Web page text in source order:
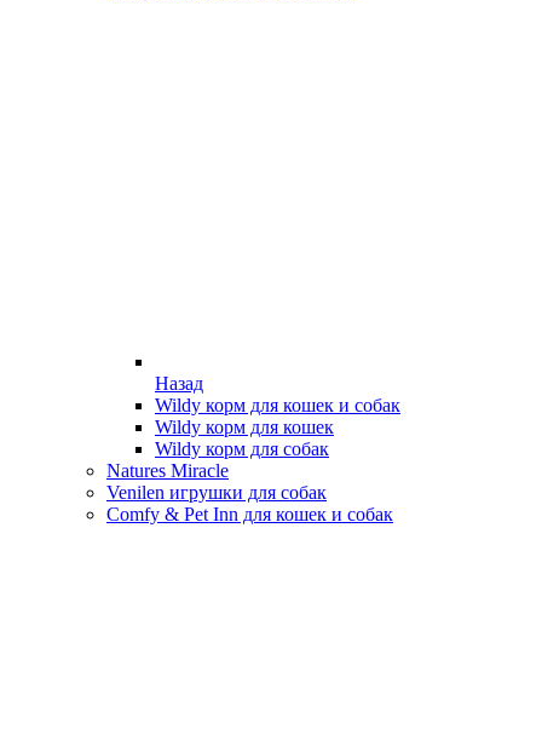
Назад
Wildy корм для кошек и собак
Wildy корм для кошек
Wildy корм для собак
Natures Miracle
Venilen игрушки для собак
Comfy & Pet Inn для кошек и собак